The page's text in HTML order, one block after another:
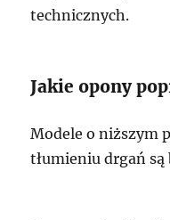
technicznych.
Jakie opony
Modele o niższym
tłumieniu drgań